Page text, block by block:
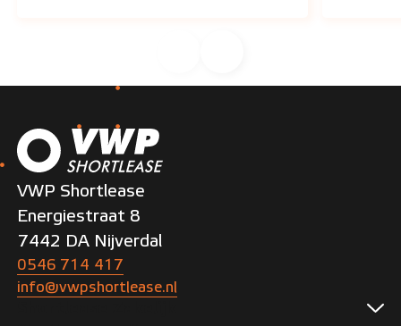
VWP Shortlease
Energiestraat 8
7442 DA Nijverdal
0546 714 417
info@vwpshortlease.nl